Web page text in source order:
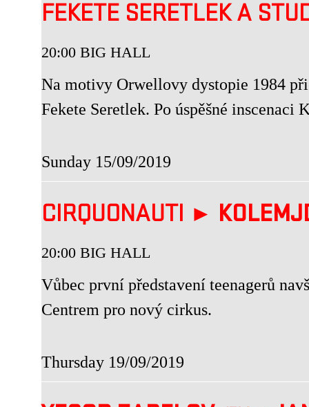
FEKETE SERETLEK A
20:00 BIG HALL
Na motivy Orwellovy dystopie 1984
Fekete Seretlek. Po úspěšné
Sunday 15/09/2019
CIRQUONAUTI ►
20:00 BIG HALL
Vůbec první představení teenagerů
Centrem pro nový cirkus.
Thursday 19/09/2019